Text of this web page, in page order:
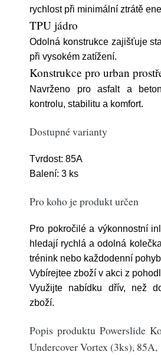
rychlost při minimální ztrátě
TPU jádro
Odolná konstrukce zajišťuje
při vysokém zatížení.
Konstrukce pro urban
Navrženo pro asfalt a
kontrolu, stabilitu a komfort.
Dostupné varianty
Tvrdost: 85A
Balení: 3 ks
Pro koho je produkt určen
Pro pokročilé a výkonnostní
hledají rychlá a odolná
trénink nebo každodenní
Vybírejtee zboží v akci z
Využijte nabídku dřív, než
zboží.
Popis produktu Powerslide
Undercover Vortex (3ks), 85A,